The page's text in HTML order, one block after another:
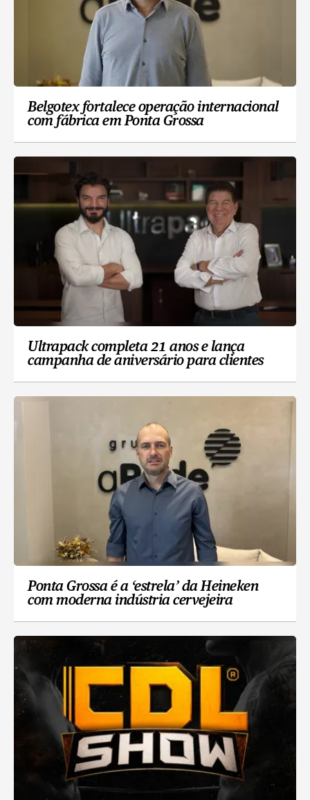
Belgotex fortalece operação internacional
com fábrica em Ponta Grossa
Ultrapack completa 21 anos e lança
campanha de aniversário para clientes
Ponta Grossa é a ‘estrela’ da Heineken
com moderna indústria cervejeira